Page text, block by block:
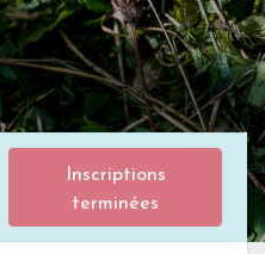
Inscriptions
terminées